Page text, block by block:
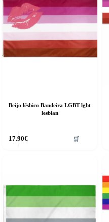
Beijo lésbico Bandeira LGBT lgbt
lesbian
17.90€ 🛒